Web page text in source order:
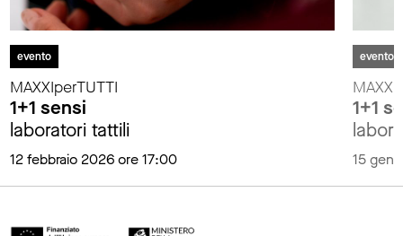
evento
MAXXIperTUTTI
1+1 sensi
laboratori tattili
12 febbraio 2026 ore 17:00
evento
1+1
15